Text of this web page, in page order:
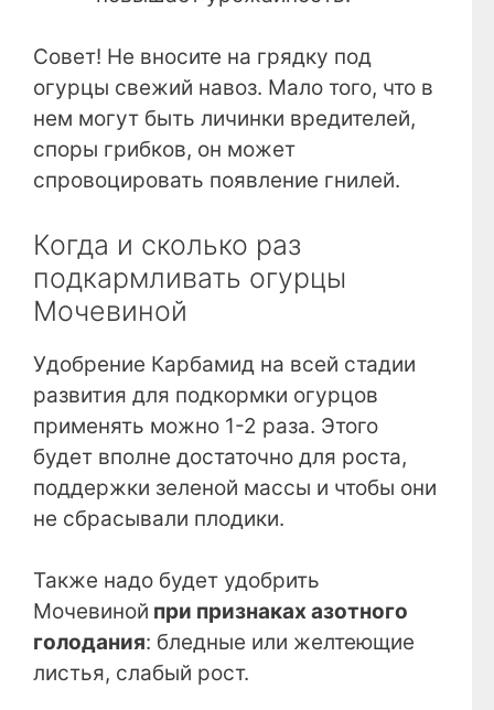
Совет! Не вносите на грядку под
огурцы свежий навоз. Мало того, что в
нем могут быть личинки вредителей,
споры грибков, он может
спровоцировать появление гнилей.
Когда и сколько раз
подкармливать огурцы
Мочевиной
Удобрение Карбамид на всей стадии
развития для подкормки огурцов
применять можно 1-2 раза. Этого
будет вполне достаточно для роста,
поддержки зеленой массы и чтобы они
не сбрасывали плодики.
Также надо будет удобрить
Мочевиной при признаках азотного
голодания: бледные или желтеющие
листья, слабый рост.